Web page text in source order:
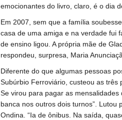
emocionantes do livro, claro, é o dia
Em 2007, sem que a família
casa de uma amiga e na verdade fui
de ensino ligou. A própria mãe de
respondeu, surpresa, Maria
Diferente do que algumas pessoas
Subúrbio Ferroviário, custeou as três
Se virou para pagar as
banca nos outros dois turnos”.
Ondina. “Ia de ônibus. Na saída,